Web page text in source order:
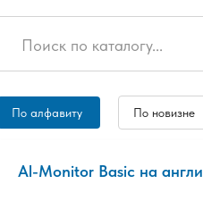
По алфавиту По новизне
Al-Monitor Basic на